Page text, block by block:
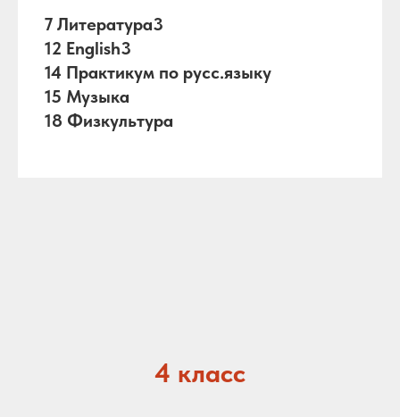
7 Литература3
12 English3
14 Практикум по русс.языку
15 Музыка
18 Физкультура
4 класс